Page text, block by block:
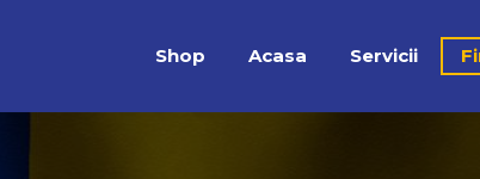
Shop Acasa Servicii